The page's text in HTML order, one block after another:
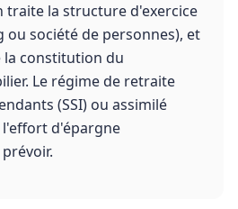
traite la structure d'exercice
ou société de personnes), et
la constitution du
Le régime de retraite
(SSI) ou assimilé
d'épargne